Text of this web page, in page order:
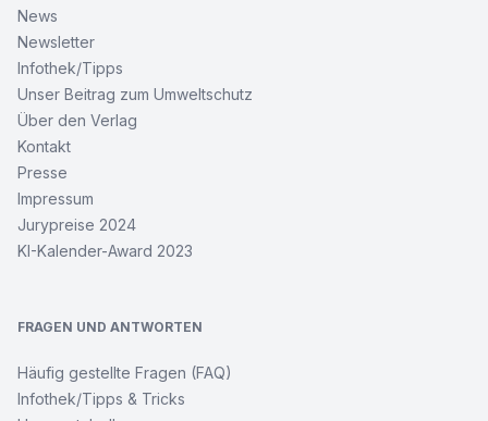
CITY
Brooklyn
Monochrom
Würzburg
Idylle
am
Burgstadt
Edle
News
Newsletter
Infothek/Tipps
Unser Beitrag zum Umweltschutz
Über den Verlag
Kontakt
Presse
Impressum
Jurypreise 2024
KI-Kalender-Award 2023
FRAGEN UND ANTWORTEN
Häufig gestellte Fragen (FAQ)
Infothek/Tipps & Tricks